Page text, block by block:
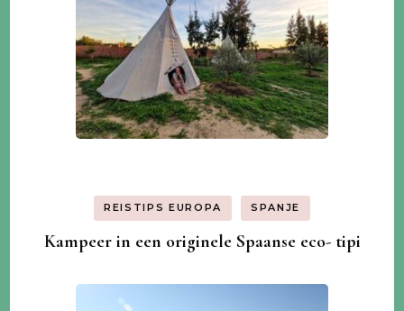
REISTIPS EUROPA SPANJE
Kampeer in een originele Spaanse eco- tipi